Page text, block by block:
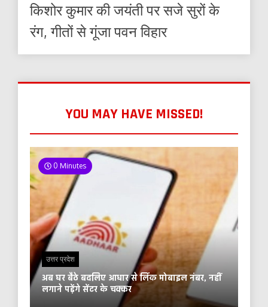
किशोर कुमार की जयंती पर सजे सुरों के
रंग, गीतों से गूंजा पवन विहार
YOU MAY HAVE MISSED!
0 Minutes
उत्तर प्रदेश
अब घर बैठे बदलिए आधार से लिंक मोबाइल नंबर, नहीं
लगाने पड़ेंगे सेंटर के चक्कर